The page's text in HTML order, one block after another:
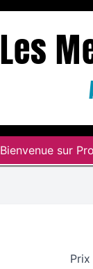
Les
Bienvenue sur